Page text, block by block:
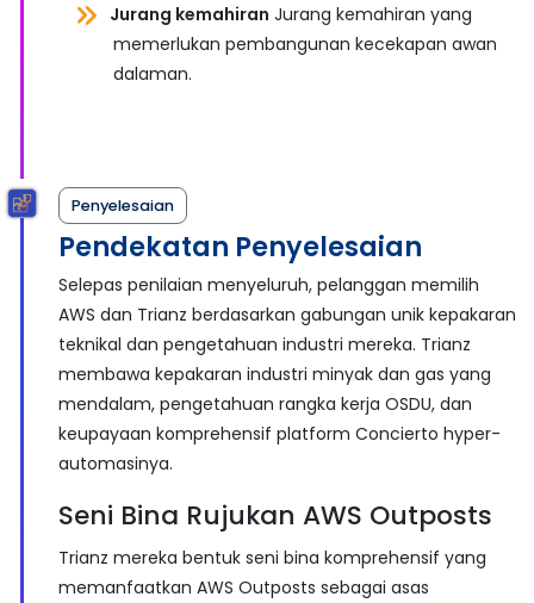
Jurang kemahiran Jurang kemahiran yang
memerlukan pembangunan kecekapan awan
dalaman.
Penyelesaian
Pendekatan Penyelesaian
Selepas penilaian menyeluruh, pelanggan memilih
AWS dan Trianz berdasarkan gabungan unik kepakaran
teknikal dan pengetahuan industri mereka. Trianz
membawa kepakaran industri minyak dan gas yang
mendalam, pengetahuan rangka kerja OSDU, dan
keupayaan komprehensif platform Concierto hyper-
automasinya.
Seni Bina Rujukan AWS Outposts
Trianz mereka bentuk seni bina komprehensif yang
memanfaatkan AWS Outposts sebagai asas